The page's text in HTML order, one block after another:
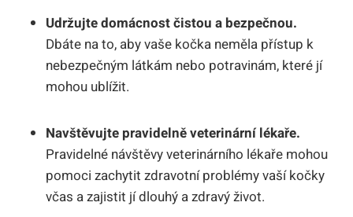
Udržujte domácnost čistou a bezpečnou.
Dbáte na to, aby vaše kočka neměla přístup k
nebezpečným látkám nebo potravinám, které jí
mohou ublížit.
Navštěvujte pravidelně veterinární lékaře.
Pravidelné návštěvy veterinárního lékaře mohou
pomoci zachytit zdravotní problémy vaší kočky
včas a zajistit jí dlouhý a zdravý život.